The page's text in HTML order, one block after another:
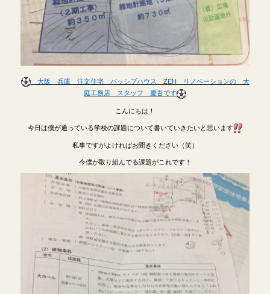
大阪 兵庫 注文住宅 パッシブハウス ZEH リノベーションの 大
庭工務店 スタッフ 慶吾です
こんにちは！
今日は僕が通っている学校の課題について書いていきたいと思います
私事ですがよければお聞きください（笑）
今僕が取り組んでる課題がこれです！